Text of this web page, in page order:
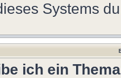
Systems
ich ein